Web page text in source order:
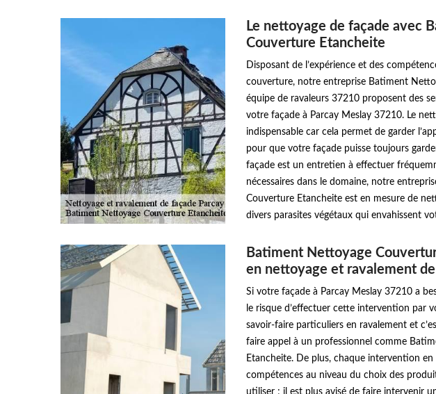
Le nettoyage de façade avec
Couverture Etancheite
Disposant de l’expérience et des
couverture, notre entreprise Batiment
équipe de ravaleurs 37210 proposent des
votre façade à Parcay Meslay 37210. Le
indispensable car cela permet de garder
pour que votre façade puisse toujours
façade est un entretien à effectuer
nécessaires dans le domaine, notre
Couverture Etancheite est en mesure de
divers parasites végétaux qui envahissent
Batiment Nettoyage
en nettoyage et ravalement
Si votre façade à Parcay Meslay 37210 a
le risque d’effectuer cette intervention par
savoir-faire particuliers en ravalement et
faire appel à un professionnel comme
Etancheite. De plus, chaque intervention
compétences au niveau du choix des
utiliser ; il est plus avisé de faire intervenir